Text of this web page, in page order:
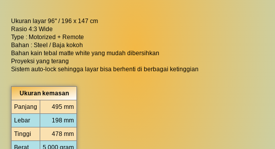
Ukuran layar 96" / 196 x 147 cm
Rasio 4:3 Wide
Type : Motorized + Remote
Bahan : Steel / Baja kokoh
Bahan kain tebal matte white yang mudah dibersihkan
Proyeksi yang terang
Sistem auto-lock sehingga layar bisa berhenti di berbagai ketinggian
Ukuran kemasan
Panjang
495 mm
Lebar
198 mm
Tinggi
478 mm
Berat
5.000 gram